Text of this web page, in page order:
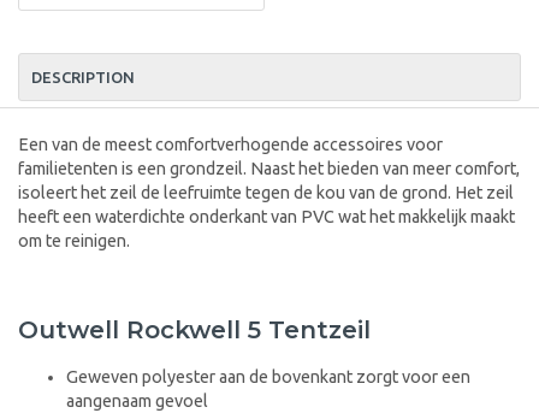
DESCRIPTION
Een van de meest comfortverhogende accessoires voor
familietenten is een grondzeil. Naast het bieden van meer comfort,
isoleert het zeil de leefruimte tegen de kou van de grond. Het zeil
heeft een waterdichte onderkant van PVC wat het makkelijk maakt
om te reinigen.
Outwell Rockwell 5 Tentzeil
Geweven polyester aan de bovenkant zorgt voor een
aangenaam gevoel